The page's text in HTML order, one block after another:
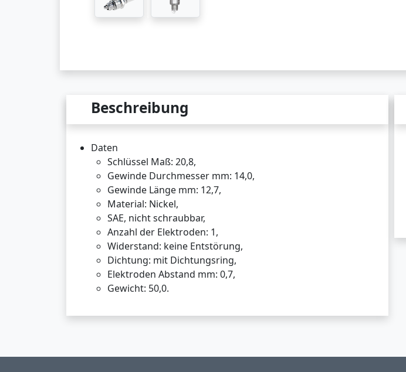
Beschreibung
Daten
Schlüssel Maß: 20,8,
Gewinde Durchmesser mm: 14,0,
Gewinde Länge mm: 12,7,
Material: Nickel,
SAE, nicht schraubbar,
Anzahl der Elektroden: 1,
Widerstand: keine Entstörung,
Dichtung: mit Dichtungsring,
Elektroden Abstand mm: 0,7,
Gewicht: 50,0.